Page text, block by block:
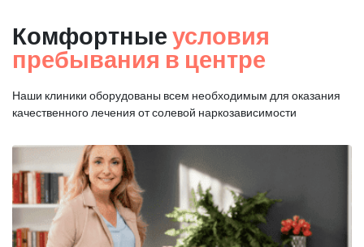
Комфортные условия
пребывания в центре
Наши клиники оборудованы всем необходимым для оказания
качественного лечения от солевой наркозависимости